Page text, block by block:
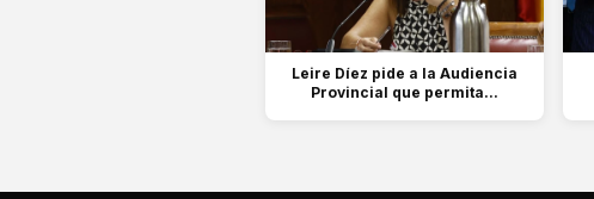
Leire Díez pide a la Audiencia
Provincial que permita...